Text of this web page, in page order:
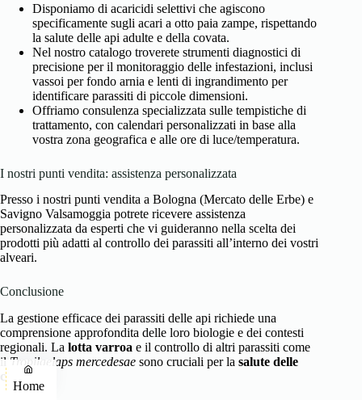
Disponiamo di acaricidi selettivi che agiscono
specificamente sugli acari a otto paia zampe, rispettando
la salute delle api adulte e della covata.
Nel nostro catalogo troverete strumenti diagnostici di
precisione per il monitoraggio delle infestazioni, inclusi
vassoi per fondo arnia e lenti di ingrandimento per
identificare parassiti di piccole dimensioni.
Offriamo consulenza specializzata sulle tempistiche di
trattamento, con calendari personalizzati in base alla
vostra zona geografica e alle ore di luce/temperatura.
I nostri punti vendita: assistenza personalizzata
Presso i nostri punti vendita a Bologna (Mercato delle Erbe) e
Savigno Valsamoggia potrete ricevere assistenza
personalizzata da esperti che vi guideranno nella scelta dei
prodotti più adatti al controllo dei parassiti all’interno dei vostri
alveari.
Conclusione
La gestione efficace dei parassiti delle api richiede una
comprensione approfondita delle loro biologie e dei contesti
regionali. La lotta varroa e il controllo di altri parassiti come
il Tropilaelaps mercedesae sono cruciali per la salute delle
colonie
Home